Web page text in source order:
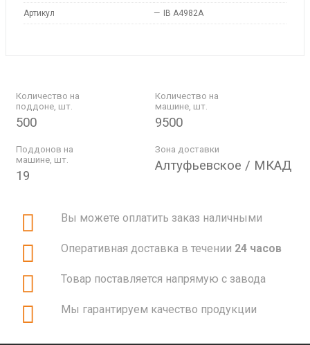
Артикул — IB A4982A
Количество на
поддоне, шт.
500
Количество на
машине, шт.
9500
Поддонов на
машине, шт.
19
Зона доставки
Алтуфьевское / МКАД
Вы можете оплатить заказ наличными
Оперативная доставка в течении 24 часов
Товар поставляется напрямую с завода
Мы гарантируем качество продукции